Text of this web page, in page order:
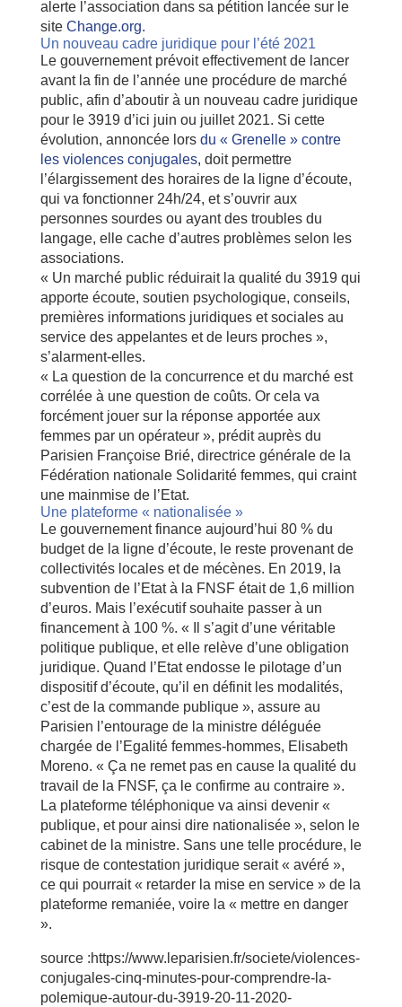
alerte l’association dans sa pétition lancée sur le
site Change.org.
Un nouveau cadre juridique pour l’été 2021
Le gouvernement prévoit effectivement de lancer
avant la fin de l’année une procédure de marché
public, afin d’aboutir à un nouveau cadre juridique
pour le 3919 d’ici juin ou juillet 2021. Si cette
évolution, annoncée lors du « Grenelle » contre
les violences conjugales, doit permettre
l’élargissement des horaires de la ligne d’écoute,
qui va fonctionner 24h/24, et s’ouvrir aux
personnes sourdes ou ayant des troubles du
langage, elle cache d’autres problèmes selon les
associations.
« Un marché public réduirait la qualité du 3919 qui
apporte écoute, soutien psychologique, conseils,
premières informations juridiques et sociales au
service des appelantes et de leurs proches »,
s’alarment-elles.
« La question de la concurrence et du marché est
corrélée à une question de coûts. Or cela va
forcément jouer sur la réponse apportée aux
femmes par un opérateur », prédit auprès du
Parisien Françoise Brié, directrice générale de la
Fédération nationale Solidarité femmes, qui craint
une mainmise de l’Etat.
Une plateforme « nationalisée »
Le gouvernement finance aujourd’hui 80 % du
budget de la ligne d’écoute, le reste provenant de
collectivités locales et de mécènes. En 2019, la
subvention de l’Etat à la FNSF était de 1,6 million
d’euros. Mais l’exécutif souhaite passer à un
financement à 100 %. « Il s’agit d’une véritable
politique publique, et elle relève d’une obligation
juridique. Quand l’Etat endosse le pilotage d’un
dispositif d’écoute, qu’il en définit les modalités,
c’est de la commande publique », assure au
Parisien l’entourage de la ministre déléguée
chargée de l’Egalité femmes-hommes, Elisabeth
Moreno. « Ça ne remet pas en cause la qualité du
travail de la FNSF, ça le confirme au contraire ».
La plateforme téléphonique va ainsi devenir «
publique, et pour ainsi dire nationalisée », selon le
cabinet de la ministre. Sans une telle procédure, le
risque de contestation juridique serait « avéré »,
ce qui pourrait « retarder la mise en service » de la
plateforme remaniée, voire la « mettre en danger
».
source :https://www.leparisien.fr/societe/violences-
conjugales-cinq-minutes-pour-comprendre-la-
polemique-autour-du-3919-20-11-2020-